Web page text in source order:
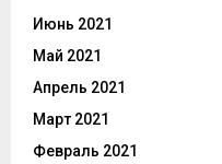
Июнь 2021
Май 2021
Апрель 2021
Март 2021
Февраль 2021